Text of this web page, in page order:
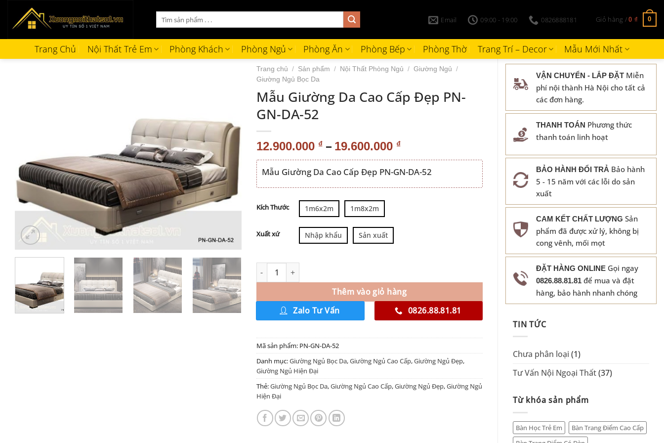
Tìm
kiếm:
Email 09:00 - 19:00 0826888181 Giỏ hàng /0 ₫ 0
Trang Chủ Nội Thất Trẻ Em Phòng Khách Phòng Ngủ Phòng Ăn Phòng Bếp Phòng Thờ Trang Trí – Decor Mẫu Mới Nhất
VẬN CHUYỂN - LẮP ĐẶT Miễn
phí nội thành Hà Nội cho tất cả
các đơn hàng.
THANH TOÁN Phương thức
thanh toán linh hoạt
BẢO HÀNH ĐỔI TRẢ Bảo hành
5 - 15 năm với các lỗi do sản
xuất
CAM KẾT CHẤT LƯỢNG Sản
phẩm đã được xử lý, không bị
cong vênh, mối mọt
ĐẶT HÀNG ONLINE Gọi ngay
0826.88.81.81 để mua và đặt
hàng, bảo hành nhanh chóng
TIN TỨC
Chưa phân loại (1)
Tư Vấn Nội Ngoại Thất(37)
Từ khóa sản phẩm
Bàn Học Trẻ Em
Bàn Trang Điểm Cao Cấp
Trang chủ / Sản phẩm / Nội Thất Phòng Ngủ / Giường Ngủ
/
Giường Ngủ Bọc Da
Mẫu Giường Da Cao Cấp Đẹp PN-
GN-DA-52
12.900.000 ₫– 19.600.000 ₫
Mẫu Giường Da Cao Cấp Đẹp PN-GN-DA-52
Kích Thước 1m6x2m 1m8x2m
Xuất xứ Nhập khẩu Sản xuất
Thêm vào giỏ hàng
Zalo Tư Vấn 0826.88.81.81
Mã sản phẩm: PN-GN-DA-52
Danh mục:Giường Ngủ Bọc Da,Giường Ngủ Cao Cấp,Giường Ngủ Đẹp,
Giường Ngủ Hiện Đại
Thẻ:Giường Ngủ Bọc Da,Giường Ngủ Cao Cấp,Giường Ngủ Đẹp,Giường Ngủ
Hiện Đại